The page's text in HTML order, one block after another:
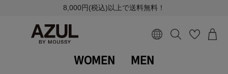
8,000円(税込)以上で送料無料！
WOMEN MEN